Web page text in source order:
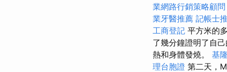
業網路行銷策略顧問
業牙醫推薦 記帳士
工商登記 平方米的
了幾分鐘證明了自
熱和身體發燒。 基
理台胞證 第二天，